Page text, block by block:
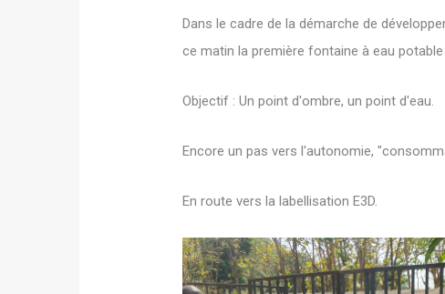
Dans le cadre de la démarche de
ce matin la première fontaine à eau
Objectif : Un point d'ombre, un point d'eau.
Encore un pas vers l'autonomie,
En route vers la labellisation E3D.